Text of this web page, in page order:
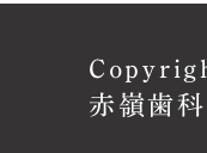
赤嶺歯